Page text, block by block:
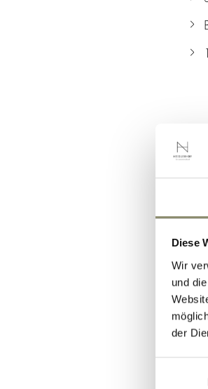
Diese
Wir
und
der